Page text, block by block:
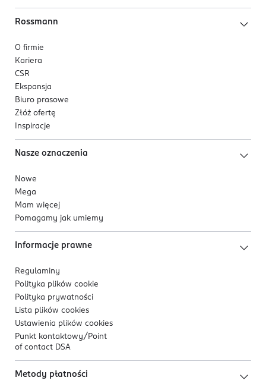
Rossmann
O firmie
Kariera
CSR
Ekspansja
Biuro prasowe
Złóż ofertę
Inspiracje
Nasze oznaczenia
Nowe
Mega
Mam więcej
Pomagamy jak umiemy
Informacje prawne
Regulaminy
Polityka plików cookie
Polityka prywatności
Lista plików cookies
Ustawienia plików cookies
Punkt kontaktowy/ Point
of contact DSA
Metody płatności